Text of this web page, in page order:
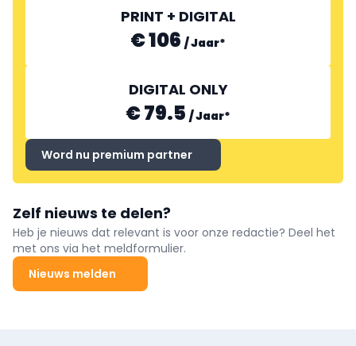
PRINT + DIGITAL
€ 106 /Jaar*
DIGITAL ONLY
€ 79.5 /Jaar*
Word nu premium partner
Zelf nieuws te delen?
Heb je nieuws dat relevant is voor onze redactie? Deel het
met ons via het meldformulier.
Nieuws melden